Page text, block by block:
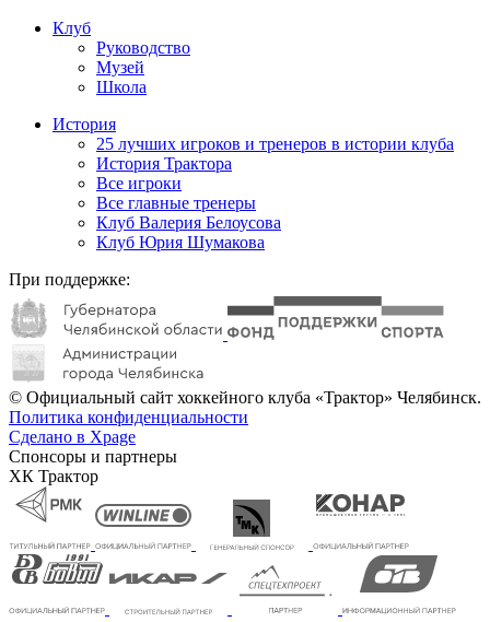
Клуб
Руководство
Музей
Школа
История
25 лучших игроков и тренеров в истории клуба
История Трактора
Все игроки
Все главные тренеры
Клуб Валерия Белоусова
Клуб Юрия Шумакова
При поддержке:
© Официальный сайт хоккейного клуба «Трактор» Челябинск.
Политика конфиденциальности
Сделано в Xpage
Спонсоры и партнеры
ХК Трактор